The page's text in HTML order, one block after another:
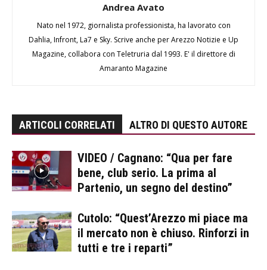
Andrea Avato
Nato nel 1972, giornalista professionista, ha lavorato con
Dahlia, Infront, La7 e Sky. Scrive anche per Arezzo Notizie e Up
Magazine, collabora con Teletruria dal 1993. E' il direttore di
Amaranto Magazine
ARTICOLI CORRELATI ALTRO DI QUESTO AUTORE
VIDEO / Cagnano: “Qua per fare
bene, club serio. La prima al
Partenio, un segno del destino”
Cutolo: “Quest’Arezzo mi piace ma
il mercato non è chiuso. Rinforzi in
tutti e tre i reparti”